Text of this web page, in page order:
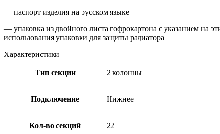
— паспорт изделия на русском языке
— упаковка из двойного листа гофрокартона с указанием на
использования упаковки для защиты радиатора.
Характеристики
Тип секции 2 колонны
Подключение Нижнее
Кол-во секций 22